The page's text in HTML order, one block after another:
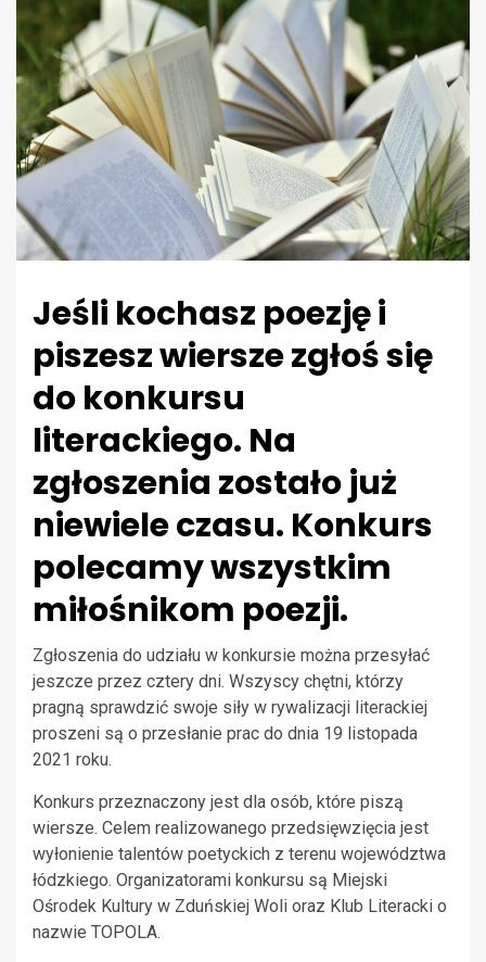
Jeśli kochasz poezję i
piszesz wiersze zgłoś się
do konkursu
literackiego. Na
zgłoszenia zostało już
niewiele czasu. Konkurs
polecamy wszystkim
miłośnikom poezji.
Zgłoszenia do udziału w konkursie można przesyłać
jeszcze przez cztery dni. Wszyscy chętni, którzy
pragną sprawdzić swoje siły w rywalizacji literackiej
proszeni są o przesłanie prac do dnia 19 listopada
2021 roku.
Konkurs przeznaczony jest dla osób, które piszą
wiersze. Celem realizowanego przedsięwzięcia jest
wyłonienie talentów poetyckich z terenu województwa
łódzkiego. Organizatorami konkursu są Miejski
Ośrodek Kultury w Zduńskiej Woli oraz Klub Literacki o
nazwie TOPOLA.